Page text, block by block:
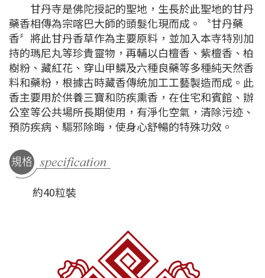
甘丹寺是佛陀授記的聖地，生長於此聖地的甘丹
藥香相傳為宗喀巴大師的頭髮化現而成。〝甘丹藥
香〞將此甘丹香草作為主要原料，並加入本寺特別加
持的瑪尼丸等珍貴靈物，再輔以白檀香、紫檀香、柏
樹粉、藏紅花、穿山甲鱗及六種良藥等多種純天然香
料和藥粉，根據古時藏香傳統加工工藝製造而成。此
香主要用於供養三寶和防疾熏香，在住宅和賓館、辦
公室等公共場所長期使用，有淨化空氣，清除污迹、
預防疾病、驅邪除晦，使身心舒暢的特殊功效。
約40粒裝